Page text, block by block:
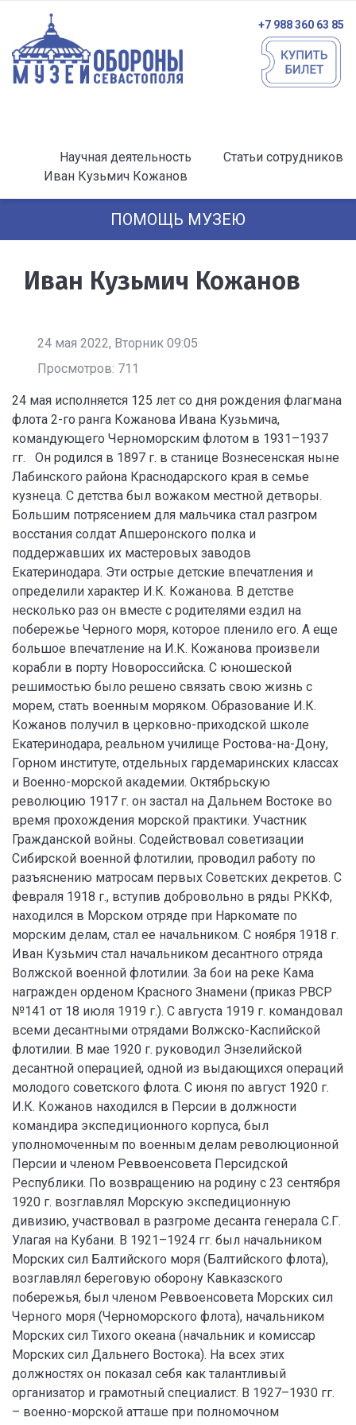
+7 988 360 63 85
Научная деятельность
Статьи сотрудников
Иван Кузьмич Кожанов
ПОМОЩЬ МУЗЕЮ
Иван Кузьмич Кожанов
24 мая 2022, Вторник 09:05
Просмотров: 711
24 мая исполняется 125 лет со дня рождения флагмана
флота 2-го ранга Кожанова Ивана Кузьмича,
командующего Черноморским флотом в 1931–1937
гг. Он родился в 1897 г. в станице Вознесенская ныне
Лабинского района Краснодарского края в семье
кузнеца. С детства был вожаком местной детворы.
Большим потрясением для мальчика стал разгром
восстания солдат Апшеронского полка и
поддержавших их мастеровых заводов
Екатеринодара. Эти острые детские впечатления и
определили характер И.К. Кожанова. В детстве
несколько раз он вместе с родителями ездил на
побережье Черного моря, которое пленило его. А еще
большое впечатление на И.К. Кожанова произвели
корабли в порту Новороссийска. С юношеской
решимостью было решено связать свою жизнь с
морем, стать военным моряком. Образование И.К.
Кожанов получил в церковно-приходской школе
Екатеринодара, реальном училище Ростова-на-Дону,
Горном институте, отдельных гардемаринских классах
и Военно-морской академии. Октябрьскую
революцию 1917 г. он застал на Дальнем Востоке во
время прохождения морской практики. Участник
Гражданской войны. Содействовал советизации
Сибирской военной флотилии, проводил работу по
разъяснению матросам первых Советских декретов. С
февраля 1918 г., вступив добровольно в ряды РККФ,
находился в Морском отряде при Наркомате по
морским делам, стал ее начальником. С ноября 1918 г.
Иван Кузьмич стал начальником десантного отряда
Волжской военной флотилии. За бои на реке Кама
награжден орденом Красного Знамени (приказ РВСР
№141 от 18 июля 1919 г.). С августа 1919 г. командовал
всеми десантными отрядами Волжско-Каспийской
флотилии. В мае 1920 г. руководил Энзелийской
десантной операцией, одной из выдающихся операций
молодого советского флота. С июня по август 1920 г.
И.К. Кожанов находился в Персии в должности
командира экспедиционного корпуса, был
уполномоченным по военным делам революционной
Персии и членом Реввоенсовета Персидской
Республики. По возвращению на родину с 23 сентября
1920 г. возглавлял Морскую экспедиционную
дивизию, участвовал в разгроме десанта генерала С.Г.
Улагая на Кубани. В 1921–1924 гг. был начальником
Морских сил Балтийского моря (Балтийского флота),
возглавлял береговую оборону Кавказского
побережья, был членом Реввоенсовета Морских сил
Черного моря (Черноморского флота), начальником
Морских сил Тихого океана (начальник и комиссар
Морских сил Дальнего Востока). На всех этих
должностях он показал себя как талантливый
организатор и грамотный специалист. В 1927–1930 гг.
– военно-морской атташе при полномочном